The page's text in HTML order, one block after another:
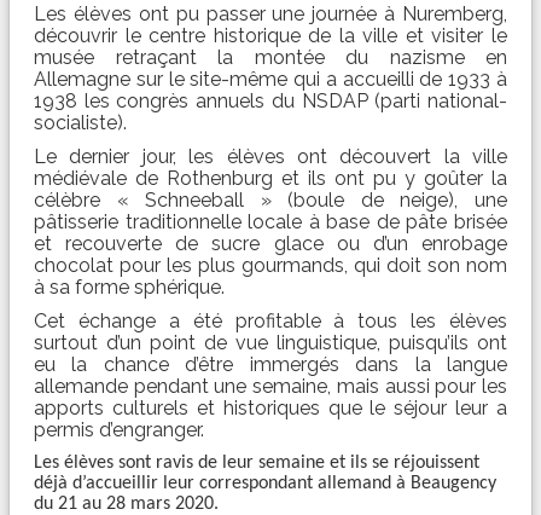
Les élèves ont pu passer une journée à Nuremberg,
découvrir le centre historique de la ville et visiter le
musée retraçant la montée du nazisme en
Allemagne sur le site-même qui a accueilli de 1933 à
1938 les congrès annuels du NSDAP (parti national-
socialiste).
Le dernier jour, les élèves ont découvert la ville
médiévale de Rothenburg et ils ont pu y goûter la
célèbre « Schneeball » (boule de neige), une
pâtisserie traditionnelle locale à base de pâte brisée
et recouverte de sucre glace ou d’un enrobage
chocolat pour les plus gourmands, qui doit son nom
à sa forme sphérique.
Cet échange a été profitable à tous les élèves
surtout d’un point de vue linguistique, puisqu’ils ont
eu la chance d’être immergés dans la langue
allemande pendant une semaine, mais aussi pour les
apports culturels et historiques que le séjour leur a
permis d’engranger.
Les élèves sont ravis de leur semaine et ils se réjouissent
déjà d’accueillir leur correspondant allemand à Beaugency
du 21 au 28 mars 2020.